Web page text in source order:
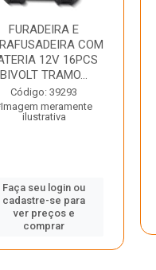
FURADEIRA E
COM
12V 16PCS
BIVOLT TRAMO...
Código: 39293
meramente
ilustrativa
Faça seu login ou
cadastre-se para
ver preços e
comprar